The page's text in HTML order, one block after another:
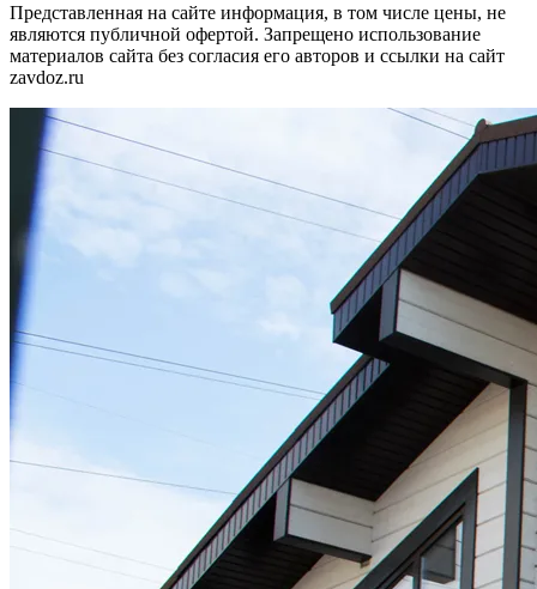
Представленная на сайте информация, в том числе цены, не
являются публичной офертой. Запрещено использование
материалов сайта без согласия его авторов и ссылки на сайт
zavdoz.ru